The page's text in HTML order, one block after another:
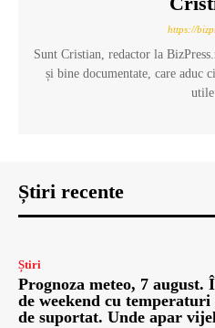
https://
Sunt Cristian, redactor la
și bine documentate, care
Știri recente
Știri
Prognoza meteo, 7 august.
de weekend cu temperaturi
de suportat. Unde apar